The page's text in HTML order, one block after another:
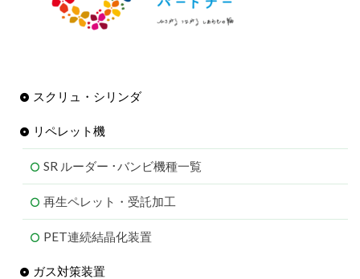
スクリュ・シリンダ
リペレット機
SR ルーダー ･バンビ機種一覧
再生ペレット・受託加工
PET連続結晶化装置
ガス対策装置